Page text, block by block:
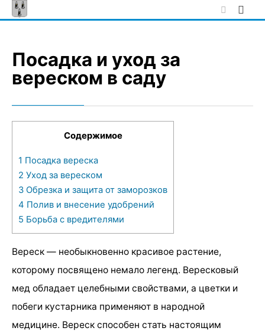
Skip
to
Посадка и уход за
вереском в саду
Содержимое
1 Посадка вереска
2 Уход за вереском
3 Обрезка и защита от заморозков
4 Полив и внесение удобрений
5 Борьба с вредителями
Вереск — необыкновенно красивое растение,
которому посвящено немало легенд. Вересковый
мед обладает целебными свойствами, а цветки и
побеги кустарника применяют в народной
медицине. Вереск способен стать настоящим